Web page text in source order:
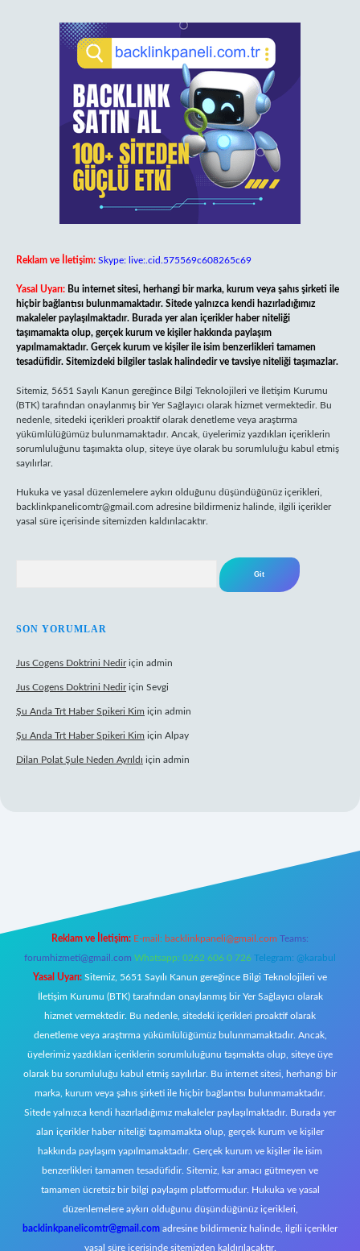
Reklam ve İletişim: Skype: live:.cid.575569c608265c69
Yasal Uyarı: Bu internet sitesi, herhangi bir marka, kurum veya şahıs şirketi ile
hiçbir bağlantısı bulunmamaktadır. Sitede yalnızca kendi hazırladığımız
makaleler paylaşılmaktadır. Burada yer alan içerikler haber niteliği
taşımamakta olup, gerçek kurum ve kişiler hakkında paylaşım
yapılmamaktadır. Gerçek kurum ve kişiler ile isim benzerlikleri tamamen
tesadüfidir. Sitemizdeki bilgiler taslak halindedir ve tavsiye niteliği taşımazlar.
Sitemiz, 5651 Sayılı Kanun gereğince Bilgi Teknolojileri ve İletişim Kurumu
(BTK) tarafından onaylanmış bir Yer Sağlayıcı olarak hizmet vermektedir. Bu
nedenle, sitedeki içerikleri proaktif olarak denetleme veya araştırma
yükümlülüğümüz bulunmamaktadır. Ancak, üyelerimiz yazdıkları içeriklerin
sorumluluğunu taşımakta olup, siteye üye olarak bu sorumluluğu kabul etmiş
sayılırlar.
Hukuka ve yasal düzenlemelere aykırı olduğunu düşündüğünüz içerikleri,
backlinkpanelicomtr@gmail.com adresine bildirmeniz halinde, ilgili içerikler
yasal süre içerisinde sitemizden kaldırılacaktır.
SON YORUMLAR
Jus Cogens Doktrini Nediriçin admin
Jus Cogens Doktrini Nediriçin Sevgi
Şu Anda Trt Haber Spikeri Kim için admin
Şu Anda Trt Haber Spikeri Kim için Alpay
Dilan Polat Şule Neden Ayrıldı için admin
Reklam ve İletişim: E-mail: backlinkpaneli@gmail.com Teams:
forumhizmeti@gmail.com Whatsapp: 0262 606 0 726 Telegram: @karabul
Yasal Uyarı: Sitemiz, 5651 Sayılı Kanun gereğince Bilgi Teknolojileri ve
İletişim Kurumu (BTK) tarafından onaylanmış bir Yer Sağlayıcı olarak
hizmet vermektedir. Bu nedenle, sitedeki içerikleri proaktif olarak
denetleme veya araştırma yükümlülüğümüz bulunmamaktadır. Ancak,
üyelerimiz yazdıkları içeriklerin sorumluluğunu taşımakta olup, siteye üye
olarak bu sorumluluğu kabul etmiş sayılırlar. Bu internet sitesi, herhangi bir
marka, kurum veya şahıs şirketi ile hiçbir bağlantısı bulunmamaktadır.
Sitede yalnızca kendi hazırladığımız makaleler paylaşılmaktadır. Burada yer
alan içerikler haber niteliği taşımamakta olup, gerçek kurum ve kişiler
hakkında paylaşım yapılmamaktadır. Gerçek kurum ve kişiler ile isim
benzerlikleri tamamen tesadüfidir. Sitemiz, kar amacı gütmeyen ve
tamamen ücretsiz bir bilgi paylaşım platformudur. Hukuka ve yasal
düzenlemelere aykırı olduğunu düşündüğünüz içerikleri,
backlinkpanelicomtr@gmail.com adresine bildirmeniz halinde, ilgili içerikler
yasal süre içerisinde sitemizden kaldırılacaktır.